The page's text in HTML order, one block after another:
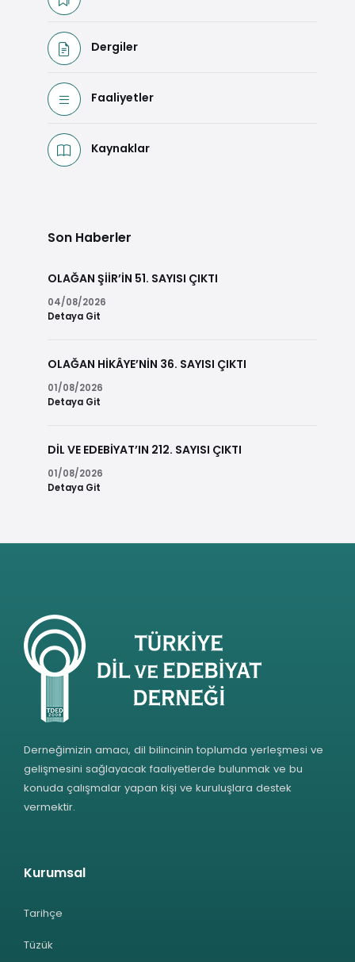
Dergiler
Faaliyetler
Kaynaklar
Son Haberler
OLAĞAN ŞİİR’İN 51. SAYISI ÇIKTI
04/08/2026
Detaya Git
OLAĞAN HİKÂYE’NİN 36. SAYISI ÇIKTI
01/08/2026
Detaya Git
DİL VE EDEBİYAT’IN 212. SAYISI ÇIKTI
01/08/2026
Detaya Git
Derneğimizin amacı, dil bilincinin toplumda yerleşmesi ve
gelişmesini sağlayacak faaliyetlerde bulunmak ve bu
konuda çalışmalar yapan kişi ve kuruluşlara destek
vermektir.
Kurumsal
Tarihçe
Tüzük